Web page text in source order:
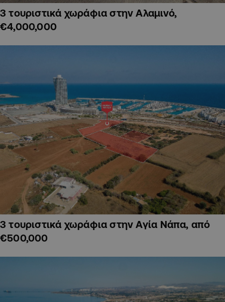
3 τουριστικά χωράφια στην Αλαμινό,
€4,000,000
3 τουριστικά χωράφια στην Αγία Νάπα, από
€500,000